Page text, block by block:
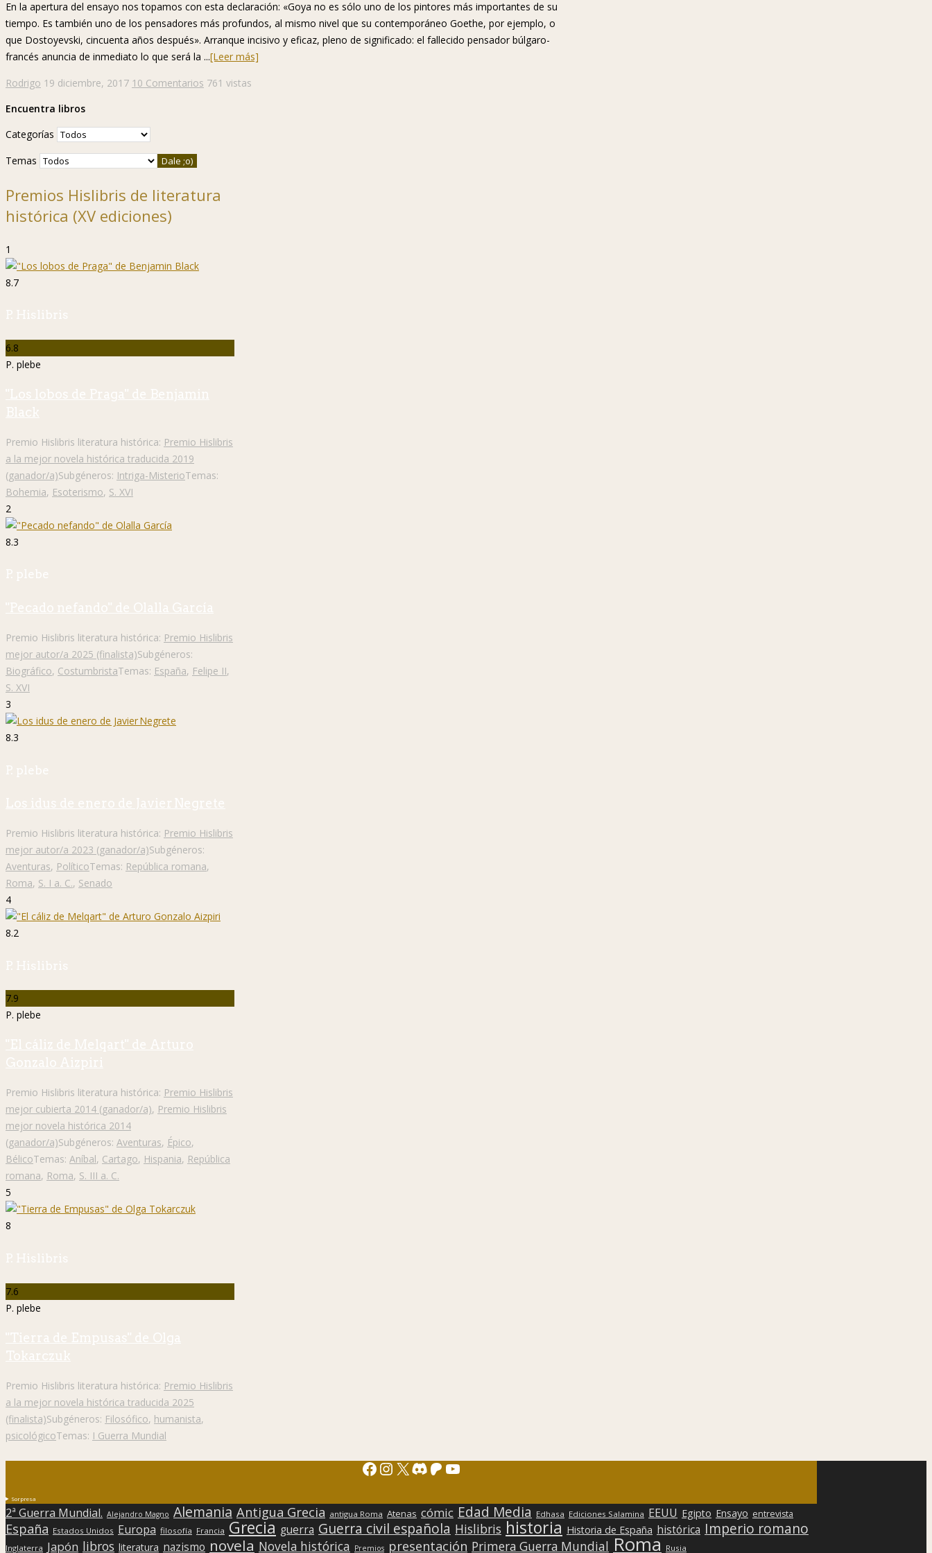
En la apertura del ensayo nos topamos con esta declaración: «Goya no es sólo uno de los pintores más importantes de su
tiempo. Es también uno de los pensadores más profundos, al mismo nivel que su contemporáneo Goethe, por ejemplo, o
que Dostoyevski, cincuenta años después». Arranque incisivo y eficaz, pleno de significado: el fallecido pensador búlgaro-
francés anuncia de inmediato lo que será la ...[Leer más]
Rodrigo 19 diciembre, 2017 10 Comentarios 761 vistas
Encuentra libros
Categorías
Temas
Premios Hislibris de literatura
histórica (XV ediciones)
1
8.7
P. Hislibris
6.8
P. plebe
"Los lobos de Praga" de Benjamin
Black
Premio Hislibris literatura histórica: Premio Hislibris
a la mejor novela histórica traducida 2019
(ganador/a)Subgéneros: Intriga-MisterioTemas:
Bohemia, Esoterismo, S. XVI
2
8.3
P. plebe
"Pecado nefando" de Olalla García
Premio Hislibris literatura histórica: Premio Hislibris
mejor autor/a 2025 (finalista)Subgéneros:
Biográfico, CostumbristaTemas: España, Felipe II,
S. XVI
3
8.3
P. plebe
Los idus de enero de Javier Negrete
Premio Hislibris literatura histórica: Premio Hislibris
mejor autor/a 2023 (ganador/a)Subgéneros:
Aventuras, PolíticoTemas: República romana,
Roma, S. I a. C., Senado
4
8.2
P. Hislibris
7.9
P. plebe
"El cáliz de Melqart" de Arturo
Gonzalo Aizpiri
Premio Hislibris literatura histórica: Premio Hislibris
mejor cubierta 2014 (ganador/a), Premio Hislibris
mejor novela histórica 2014
(ganador/a)Subgéneros: Aventuras, Épico,
BélicoTemas: Aníbal, Cartago, Hispania, República
romana, Roma, S. III a. C.
5
8
P. Hislibris
7.6
P. plebe
"Tierra de Empusas" de Olga
Tokarczuk
Premio Hislibris literatura histórica: Premio Hislibris
a la mejor novela histórica traducida 2025
(finalista)Subgéneros: Filosófico, humanista,
psicológicoTemas: I Guerra Mundial
Facebook
Instagram
X Discord
Patreon
YouTube
Sorpresa
2ª Guerra Mundial. Alejandro Magno Alemania Antigua Grecia antigua Roma Atenas cómic Edad Media Edhasa Ediciones Salamina EEUU Egipto Ensayo entrevista
España Estados Unidos Europa filosofía Francia Grecia guerra Guerra civil española Hislibris historia Historia de España histórica Imperio romano
Inglaterra Japón libros literatura nazismo novela Novela histórica Premios presentación Primera Guerra Mundial Roma Rusia